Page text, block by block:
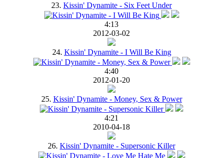
23. Kissin' Dynamite - Six Feet Under
4:13
2012-03-02
24. Kissin' Dynamite - I Will Be King
4:40
2012-01-20
25. Kissin' Dynamite - Money, Sex & Power
4:21
2010-04-18
26. Kissin' Dynamite - Supersonic Killer